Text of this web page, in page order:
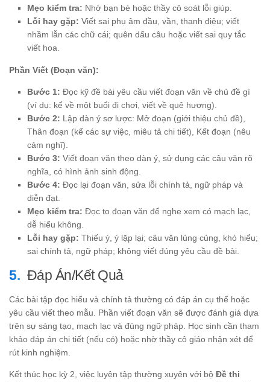
Mẹo kiểm tra: Nhờ bạn bè hoặc thầy cô soát lỗi giúp.
Lỗi hay gặp: Viết sai phụ âm đầu, vần, thanh điệu; viết
nhầm lẫn các chữ cái; quên dấu câu hoặc viết sai quy tắc
viết hoa.
Phần Viết (Đoạn văn):
Bước 1: Đọc kỹ đề bài yêu cầu viết đoạn văn về chủ đề gì
(ví dụ: kể về một buổi đi chơi, viết về quê hương).
Bước 2: Lập dàn ý sơ lược: Mở đoạn (giới thiệu chủ đề),
Thân đoạn (kể các sự việc, miêu tả chi tiết), Kết đoạn (nêu
cảm nghĩ).
Bước 3: Viết đoạn văn theo dàn ý, sử dụng các câu văn rõ
nghĩa, có hình ảnh sinh động.
Bước 4: Đọc lại đoạn văn, sửa lỗi chính tả, ngữ pháp và
diễn đạt.
Mẹo kiểm tra: Đọc to đoạn văn để nghe xem có mạch lạc,
dễ hiểu không.
Lỗi hay gặp: Thiếu ý, ý lặp lại; câu văn lủng củng, khó hiểu;
sai chính tả, ngữ pháp; không viết đúng yêu cầu đề bài.
Đáp Án/Kết Quả
Các bài tập đọc hiểu và chính tả thường có đáp án cụ thể hoặc
yêu cầu viết theo mẫu. Phần viết đoạn văn sẽ được đánh giá dựa
trên sự sáng tạo, mạch lạc và đúng ngữ pháp. Học sinh cần tham
khảo đáp án chi tiết (nếu có) hoặc nhờ thầy cô giáo nhận xét để
rút kinh nghiệm.
Kết thúc học kỳ 2, việc luyện tập thường xuyên với bộ Đề thi